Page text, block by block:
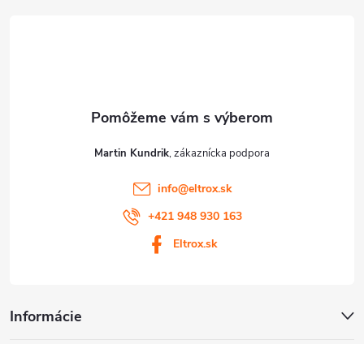
Martin Kundrik
info@eltrox.sk
+421 948 930 163
Eltrox.sk
Informácie